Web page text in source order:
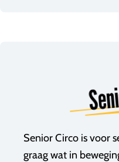
Senior Circo is voor
graag wat in